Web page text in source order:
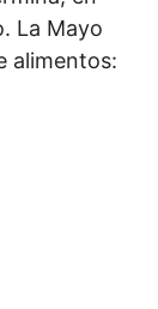
La Mayo
alimentos: